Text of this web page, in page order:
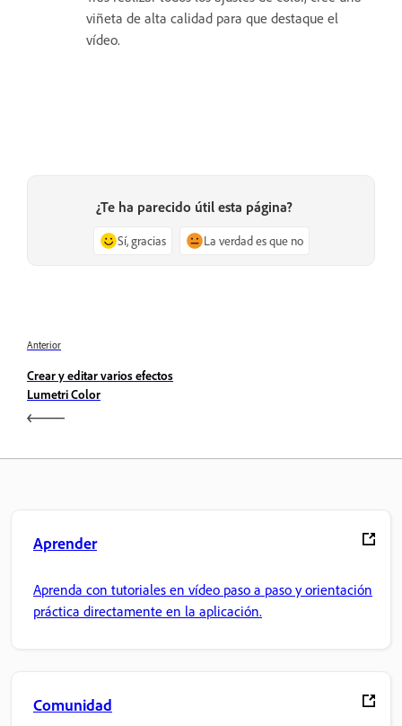
viñeta de alta calidad para que destaque el
vídeo.
¿Te ha parecido útil esta página?
Sí, gracias La verdad es que no
Anterior
Crear y editar varios efectos
Lumetri Color
Aprender
Aprenda con tutoriales en vídeo paso a paso y orientación
práctica directamente en la aplicación.
Comunidad